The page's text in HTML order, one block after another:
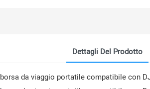
Dettagli Del Prodotto